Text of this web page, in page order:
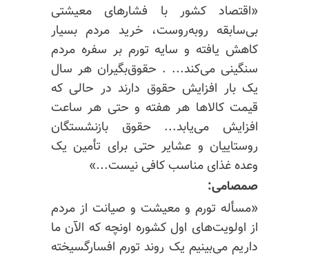
«اقتصاد کشور با فشارهای معیشتی
بی‌سابقه روبه‌روست، خرید مردم بسیار
کاهش یافته و سایه تورم بر سفره مردم
سنگینی می‌کند... . حقوق‌بگیران هر سال
یک بار افزایش حقوق دارند در حالی که
قیمت کالاها هر هفته و حتی هر ساعت
افزایش می‌یابد... حقوق بازنشستگان
روستاییان و عشایر حتی برای تأمین یک
وعده غذای مناسب کافی نیست...»
صمصامی:
«مسأله تورم و معیشت و صیانت از مردم
از اولویت‌های اول کشوره اونچه که الآن ما
داریم می‌بینیم یک روند تورم افسارگسیخته